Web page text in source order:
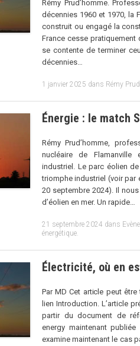
Rémy Prud’homme.
décennies 1960 et 1970, la
construit ou engagé la
France cesse pratiquement
se contente de terminer
décennies…
1 janvier 2025 dans Rémy
Énergie : le match
Rémy Prud’homme,
nucléaire de
industriel. Le parc éolien
triomphe industriel (voir par
20 septembre 2024). Il
d’éolien en mer. Un rapide…
21 septembre 2024 dans
énergétique
Électricité, où en
Par MD Cet article peut
lien Introduction. L’article
partir du document de
energy maintenant
examine maintenant le cas